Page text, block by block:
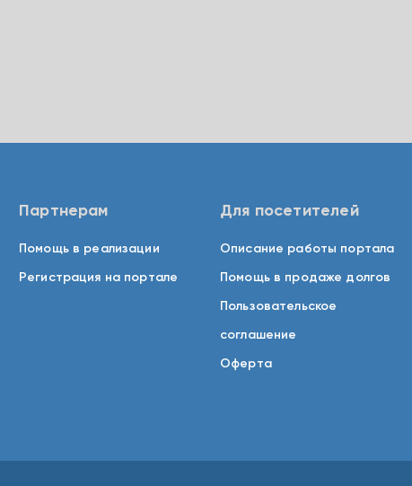
Партнерам
Помощь в реализации
Регистрация на портале
Для посетителей
Описание работы портала
Помощь в продаже долгов
Пользовательское
соглашение
Оферта